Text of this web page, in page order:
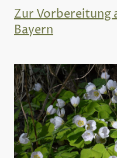
Zur Vorbereitung
Bayern